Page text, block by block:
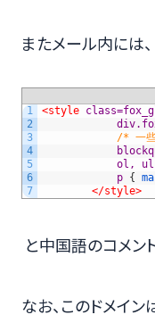
またメール内には、
1
2
3
4
5
6
7
<style
/* 一
ol, ul
p {
</style>
と中国語のコメン
なお、このドメイ